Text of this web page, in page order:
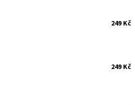
249 Kč
249 Kč